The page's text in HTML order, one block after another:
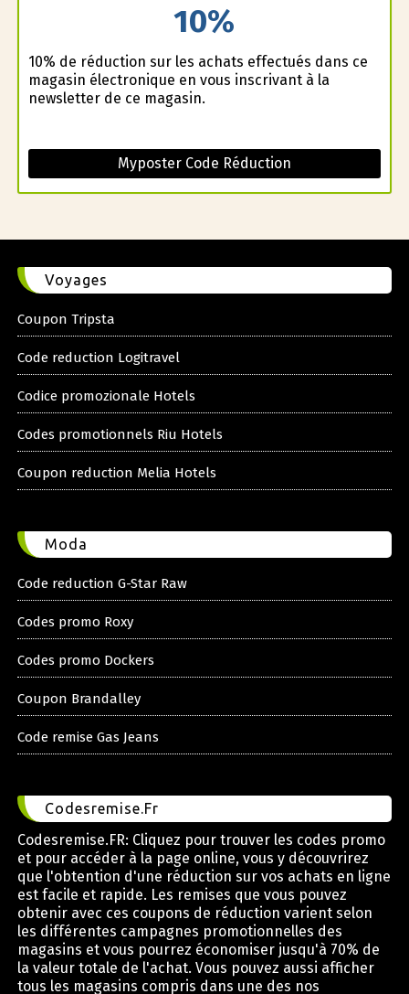
10%
10% de réduction sur les achats effectués dans ce
magasin électronique en vous inscrivant à la
newsletter de ce magasin.
Myposter Code Réduction
Voyages
Coupon Tripsta
Code reduction Logitravel
Codice promozionale Hotels
Codes promotionnels Riu Hotels
Coupon reduction Melia Hotels
Moda
Code reduction G-Star Raw
Codes promo Roxy
Codes promo Dockers
Coupon Brandalley
Code remise Gas Jeans
Codesremise.Fr
Codesremise.FR: Cliquez pour trouver les codes promo
et pour accéder à la page online, vous y découvrirez
que l'obtention d'une réduction sur vos achats en ligne
est facile et rapide. Les remises que vous pouvez
obtenir avec ces coupons de réduction varient selon
les différentes campagnes promotionnelles des
magasins et vous pourrez économiser jusqu'à 70% de
la valeur totale de l'achat. Vous pouvez aussi afficher
tous les magasins compris dans une des nos